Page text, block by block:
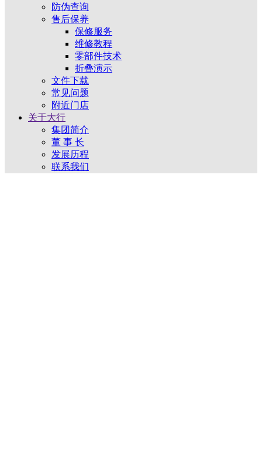
防伪查询
售后保养
保修服务
维修教程
零部件技术
折叠演示
文件下载
常见问题
附近门店
关于大行
集团简介
董 事 长
发展历程
联系我们